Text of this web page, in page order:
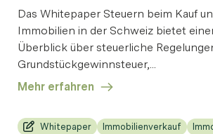
Das Whitepaper Steuern beim Kauf
Immobilien in der Schweiz bietet
Überblick über steuerliche
Grundstückgewinnsteuer,...
Mehr erfahren
Whitepaper Immobilienverkauf